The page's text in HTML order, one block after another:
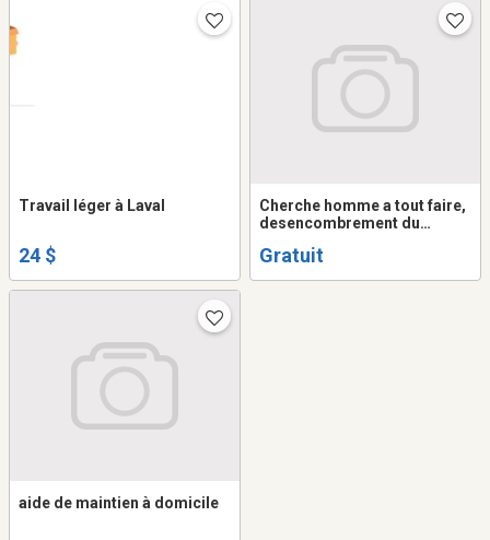
Travail léger à Laval
24 $
Cherche homme a tout faire,
desencombrement du
hardin etc.
Gratuit
aide de maintien à domicile